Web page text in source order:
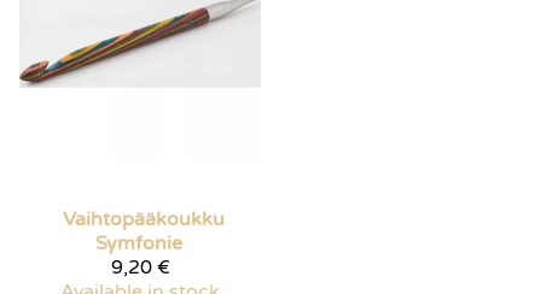
Vaihtopääkoukku
Symfonie
9,20 €